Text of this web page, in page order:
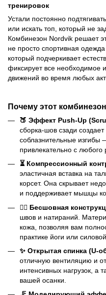
тренировок
Устали постоянно
или искать топ, который не
Комбинезон Nordvik решает
не просто спортивная
который подчеркивает
фиксирует все необходимое
движений во время любых
Почему этот
🍑 Эффект Push-Up
сборка-шов сзади
соблазнительные изгибы
привлекательно с любого
⏳ Компрессионный
эластичная вставка на
корсет. Она скрывает
и поддерживает мышцы
🧘‍♀️ Бесшовная
швов и натираний.
кожа, позволяя вам
практике йоги или
✨ Открытая спинка (U-
отличную вентиляцию и
интенсивных нагрузок, а
вашей осанки.